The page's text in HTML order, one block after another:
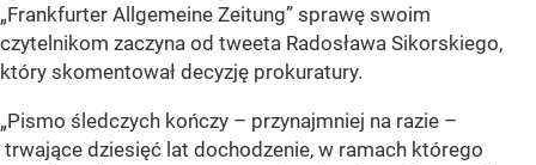
„Frankfurter Allgemeine Zeitung” sprawę swoim
czytelnikom zaczyna od tweeta Radosława Sikorskiego,
który skomentował decyzję prokuratury.
„Pismo śledczych kończy – przynajmniej na razie –
trwające dziesięć lat dochodzenie, w ramach którego